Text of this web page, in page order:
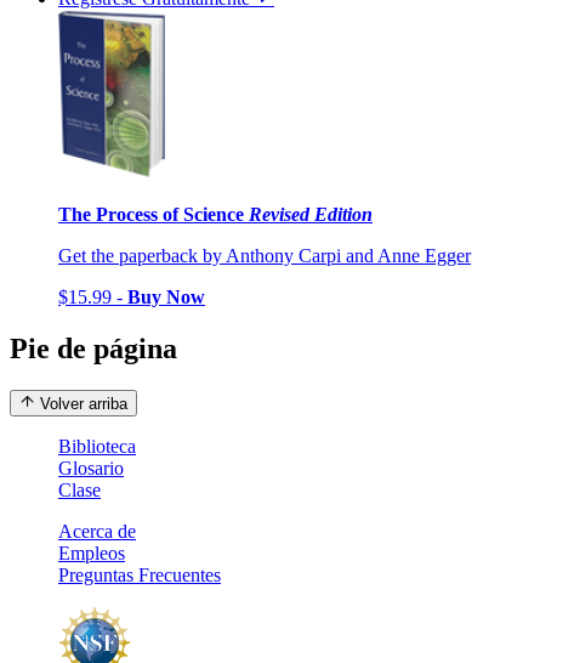
The Process of Science Revised Edition
Get the paperback by Anthony Carpi and Anne Egger
$15.99 - Buy Now
Pie de página
Volver arriba
Biblioteca
Glosario
Clase
Acerca de
Empleos
Preguntas Frecuentes